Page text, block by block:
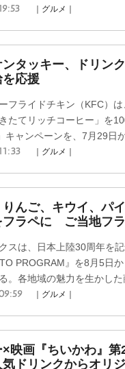
｜グルメ｜
ンタッキー、ドリ
応援
フライドチキン（KFC）
たてリッチコーヒー」を
キャンペーンを、7月29日
｜グルメ｜
りんご、キウイ、パ
フラペに ご当地フ
スは、日本上陸30周年を
PROGRAM』を8月5日
。各地域の魅力を生かし
｜グルメ｜
×映画『ちいかわ』
気ドリンクからオリ